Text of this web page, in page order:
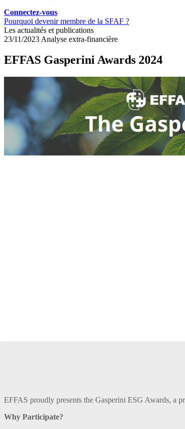
Connectez-vous
Pourquoi devenir membre de la SFAF ?
Les actualités et publications
23/11/2023 Analyse extra-financière
EFFAS Gasperini Awards 2024
EFFAS proudly presents the Gasperini ESG Awards, a
Why Participate?